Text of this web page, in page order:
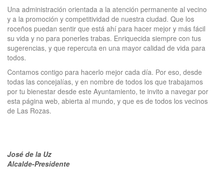
Una administración orientada a la atención permanente al vecino
y a la promoción y competitividad de nuestra ciudad. Que los
roceños puedan sentir que está ahí para hacer mejor y más fácil
su vida y no para ponerles trabas. Enriquecida siempre con tus
sugerencias, y que repercuta en una mayor calidad de vida para
todos.
Contamos contigo para hacerlo mejor cada día. Por eso, desde
todas las concejalías, y en nombre de todos los que trabajamos
por tu bienestar desde este Ayuntamiento, te invito a navegar por
esta página web, abierta al mundo, y que es de todos los vecinos
de Las Rozas.
José de la Uz
Alcalde-Presidente